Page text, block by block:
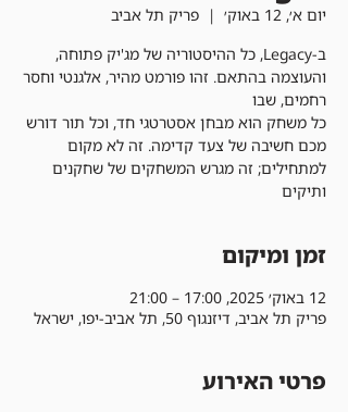
יום א׳, 12 באוק׳
  |
פריק תל אביב
ב-Legacy, כל ההיסטוריה של מג'יק פתוחה,
והעוצמה בהתאם. זהו פורמט מהיר, אלגנטי וחסר
כל משחק הוא מבחן אסטרטגי חד, וכל תור דורש
מכם חשיבה של צעד קדימה. זה לא מקום
למתחילים; זה מגרש המשחקים של שחקנים
ותיקים
זמן ומיקום
12 באוק׳ 2025, 17:00 – 21:00
פריק תל אביב, דיזנגוף 50, תל אביב-יפו, ישראל
פרטי האירוע